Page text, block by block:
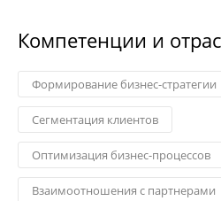
Компетенции и
Формирование бизнес-стратегии
Сегментация клиентов
Оптимизация бизнес-процессов
Взаимоотношения с партнерами